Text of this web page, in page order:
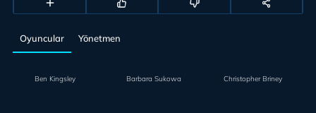
Oyuncular Yönetmen
Ben Kingsley Barbara Sukowa Christopher Briney